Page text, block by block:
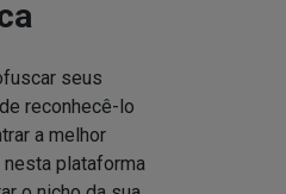
seus
reconhecê-lo
a melhor
plataforma